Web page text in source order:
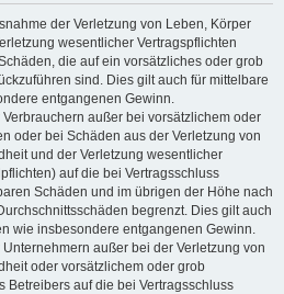
der Verletzung von Leben, Körper
wesentlicher Vertragspflichten
die auf ein vorsätzliches oder grob
sind. Dies gilt auch für mittelbare
entgangenen Gewinn.
außer bei vorsätzlichem oder
oder bei Schäden aus der Verletzung von
und der Verletzung wesentlicher
auf die bei Vertragsschluss
Schäden und im übrigen der Höhe nach
begrenzt. Dies gilt auch
wie insbesondere entgangenen Gewinn.
außer bei der Verletzung von
oder vorsätzlichem oder grob
Betreibers auf die bei Vertragsschluss